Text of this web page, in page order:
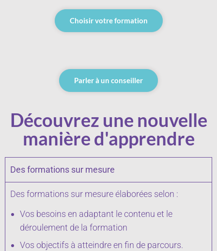
Choisir votre formation
Parler à un conseiller
Découvrez une nouvelle
manière d'apprendre
Des formations sur mesure
Des formations sur mesure élaborées selon :
Vos besoins en adaptant le contenu et le
déroulement de la formation
Vos objectifs à atteindre en fin de parcours.